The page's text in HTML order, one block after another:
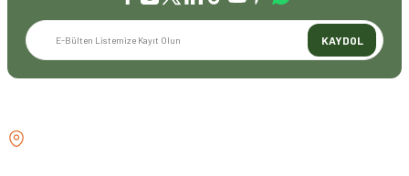
mağazamızın ve şimdiki Genel Merkezimizin açılışını
gerçekleştirdik. Global Markalar ve Yerli Üretim Gücü Yaklaşık
20'nin üzerinde dünya markasını Türkiye'ye getirerek outdoor
tutkunlarıyla buluşturuyoruz. Sadece ithalatla sınırlı kalmayıp;
EFEARMS, BUSHCRAFTFEST ve EFEAV tescilli markalarımızla
KAYDOL